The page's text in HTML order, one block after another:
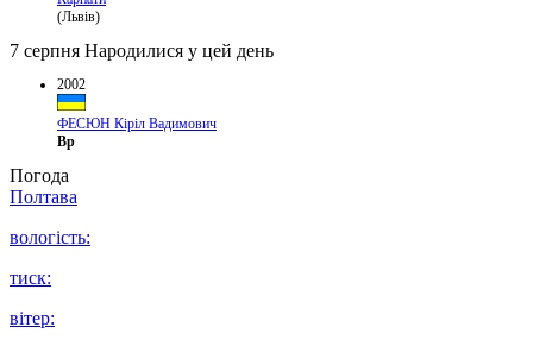
(Львів)
7 серпня Народилися у цей день
2002
ФЕСЮН Кіріл Вадимович
Вр
Погода
Полтава
вологість:
тиск:
вітер: